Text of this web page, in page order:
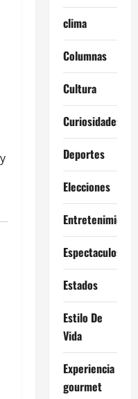
clima
Columnas
Cultura
Curiosidades
Deportes
Elecciones
Entretenimiento
Espectaculos
Estados
Estilo De
Vida
Experiencia
gourmet